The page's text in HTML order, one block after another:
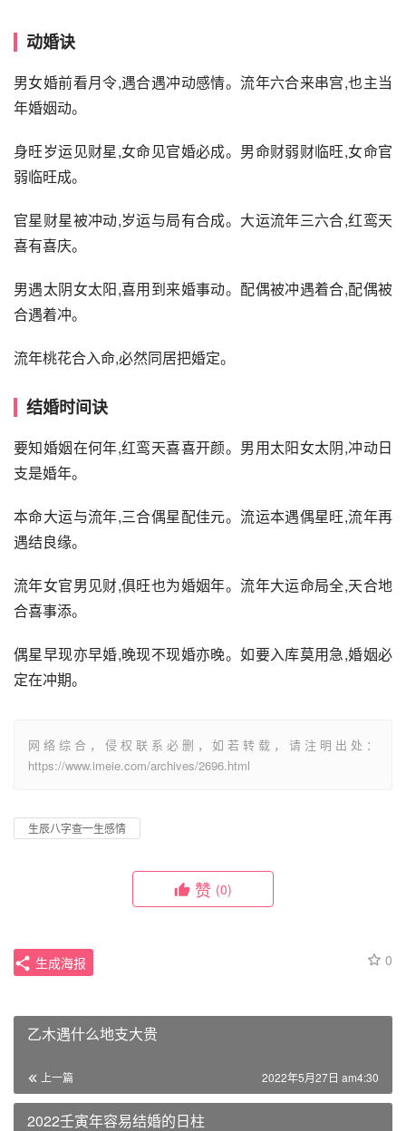
动婚诀
男女婚前看月令,遇合遇冲动感情。流年六合来串宫,也主当
年婚姻动。
身旺岁运见财星,女命见官婚必成。男命财弱财临旺,女命官
弱临旺成。
官星财星被冲动,岁运与局有合成。大运流年三六合,红鸾天
喜有喜庆。
男遇太阴女太阳,喜用到来婚事动。配偶被冲遇着合,配偶被
合遇着冲。
流年桃花合入命,必然同居把婚定。
结婚时间诀
要知婚姻在何年,红鸾天喜喜开颜。男用太阳女太阴,冲动日
支是婚年。
本命大运与流年,三合偶星配佳元。流运本遇偶星旺,流年再
遇结良缘。
流年女官男见财,俱旺也为婚姻年。流年大运命局全,天合地
合喜事添。
偶星早现亦早婚,晚现不现婚亦晚。如要入库莫用急,婚姻必
定在冲期。
网络综合，侵权联系必删，如若转载，请注明出处：
https://www.imeie.com/archives/2696.html
生辰八字查一生感情
赞 (0)
0
生成海报
乙木遇什么地支大贵
上一篇 2022年5月27日 am4:30
2022壬寅年容易结婚的日柱